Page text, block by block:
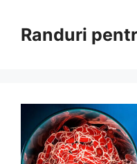
conținutRanduri